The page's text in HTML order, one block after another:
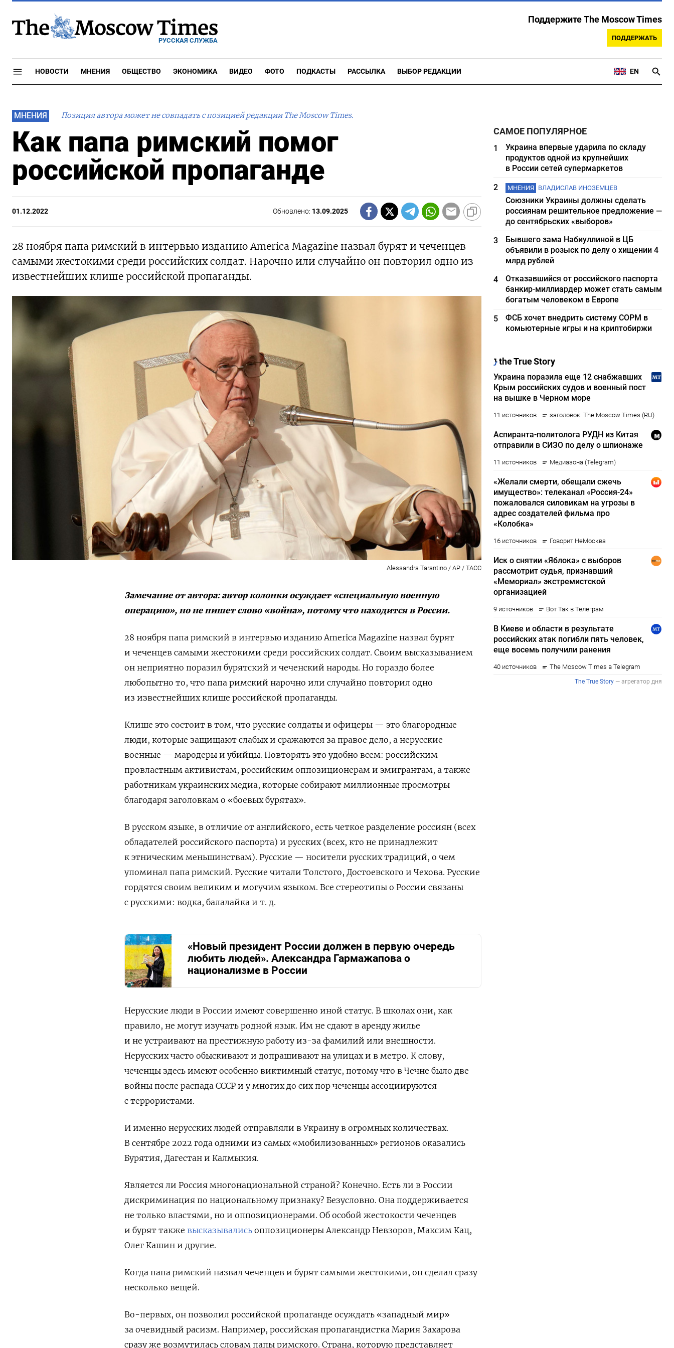
РУССКАЯ СЛУЖБА
Поддержите The Moscow Times
ПОДДЕРЖАТЬ
НОВОСТИ МНЕНИЯ ОБЩЕСТВО ЭКОНОМИКА ВИДЕО ФОТО ПОДКАСТЫ РАССЫЛКА ВЫБОР РЕДАКЦИИ EN
МНЕНИЯ Позиция автора может не совпадать с позицией редакции The Moscow Times.
Как папа римский помог
российской пропаганде
01.12.2022 Обновлено: 13.09.2025
28 ноября папа римский в интервью изданию America Magazine назвал бурят и чеченцев
самыми жестокими среди российских солдат. Нарочно или случайно он повторил одно из
известнейших клише российской пропаганды.
Alessandra Tarantino / AP / ТАСС
Замечание от автора: автор колонки осуждает «специальную военную
операцию», но не пишет слово «война», потому что находится в России.
28 ноября папа римский в интервью изданию America Magazine назвал бурят
и чеченцев самыми жестокими среди российских солдат. Своим высказыванием
он неприятно поразил бурятский и чеченский народы. Но гораздо более
любопытно то, что папа римский нарочно или случайно повторил одно
из известнейших клише российской пропаганды.
Клише это состоит в том, что русские солдаты и офицеры — это благородные
люди, которые защищают слабых и сражаются за правое дело, а нерусские
военные — мародеры и убийцы. Повторять это удобно всем: российским
провластным активистам, российским оппозиционерам и эмигрантам, а также
работникам украинских медиа, которые собирают миллионные просмотры
благодаря заголовкам о «боевых бурятах».
В русском языке, в отличие от английского, есть четкое разделение россиян (всех
обладателей российского паспорта) и русских (всех, кто не принадлежит
к этническим меньшинствам). Русские — носители русских традиций, о чем
упоминал папа римский. Русские читали Толстого, Достоевского и Чехова. Русские
гордятся своим великим и могучим языком. Все стереотипы о России связаны
с русскими: водка, балалайка и т. д.
«Новый президент России должен в первую очередь
любить людей». Александра Гармажапова о
национализме в России
Нерусские люди в России имеют совершенно иной статус. В школах они, как
правило, не могут изучать родной язык. Им не сдают в аренду жилье
и не устраивают на престижную работу из-за фамилий или внешности.
Нерусских часто обыскивают и допрашивают на улицах и в метро. К слову,
чеченцы здесь имеют особенно виктимный статус, потому что в Чечне было две
войны после распада СССР и у многих до сих пор чеченцы ассоциируются
с террористами.
И именно нерусских людей отправляли в Украину в огромных количествах.
В сентябре 2022 года одними из самых «мобилизованных» регионов оказались
Бурятия, Дагестан и Калмыкия.
Является ли Россия многонациональной страной? Конечно. Есть ли в России
дискриминация по национальному признаку? Безусловно. Она поддерживается
не только властями, но и оппозиционерами. Об особой жестокости чеченцев
и бурят также высказывались оппозиционеры Александр Невзоров, Максим Кац,
Олег Кашин и другие.
Когда папа римский назвал чеченцев и бурят самыми жестокими, он сделал сразу
несколько вещей.
Во-первых, он позволил российской пропаганде осуждать «западный мир»
за очевидный расизм. Например, российская пропагандистка Мария Захарова
сразу же возмутилась словам папы римского. Страна, которую представляет
САМОЕ ПОПУЛЯРНОЕ
1
Украина впервые ударила по складу
продуктов одной из крупнейших
в России сетей супермаркетов
2
МНЕНИЯ ВЛАДИСЛАВ ИНОЗЕМЦЕВ
Союзники Украины должны сделать
россиянам решительное предложение —
до сентябрьских «выборов»
3
Бывшего зама Набиуллиной в ЦБ
объявили в розыск по делу о хищении 4
млрд рублей
4
Отказавшийся от российского паспорта
банкир-миллиардер может стать самым
богатым человеком в Европе
5
ФСБ хочет внедрить систему СОРМ в
комьютерные игры и на криптобиржи